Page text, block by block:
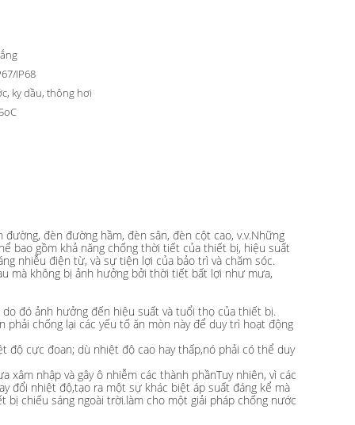
IP68
kỵ dầu, thông hơi
đèn đường hầm, đèn sân, đèn cột cao, v.v.Những
bao gồm khả năng chống thời tiết của thiết bị, hiệu suất
nhiễu điện từ, và sự tiện lợi của bảo trì và chăm sóc.
mà không bị ảnh hưởng bởi thời tiết bất lợi như mưa,
đó ảnh hưởng đến hiệu suất và tuổi thọ của thiết bị.
chống lại các yếu tố ăn mòn này để duy trì hoạt động
cực đoan; dù nhiệt độ cao hay thấp,nó phải có thể duy
nhập và gây ô nhiễm các thành phầnTuy nhiên, vì các
đổi nhiệt độ,tạo ra một sự khác biệt áp suất đáng kể mà
chiếu sáng ngoài trời.làm cho một giải pháp chống nước